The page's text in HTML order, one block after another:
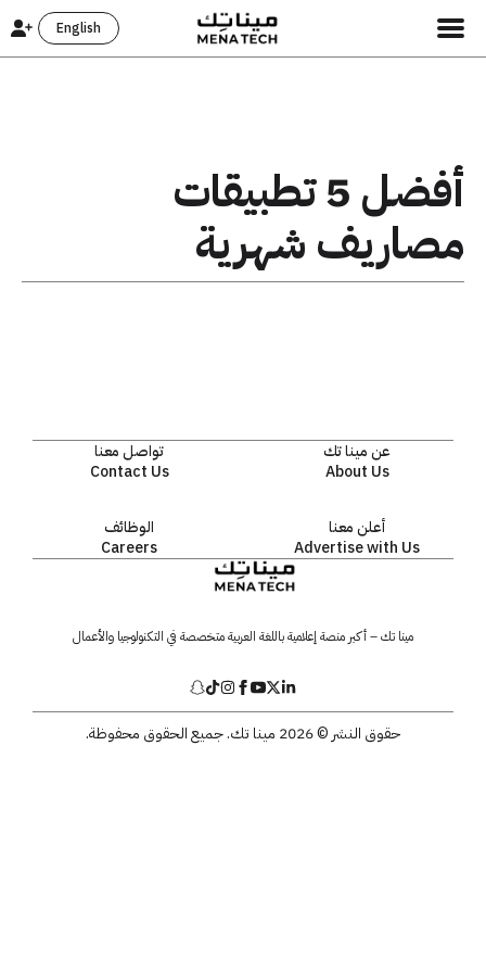
English
أفضل 5 تطبيقات
مصاريف شهرية
عن مينا تك
About Us
تواصل معنا
Contact Us
أعلن معنا
Advertise with Us
الوظائف
Careers
مينا تك – أكبر منصة إعلامية باللغة العربية متخصصة في التكنولوجيا والأعمال
حقوق النشر © 2026 مينا تك. جميع الحقوق محفوظة.